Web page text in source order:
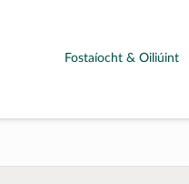
Fostaíocht & Oiliúint